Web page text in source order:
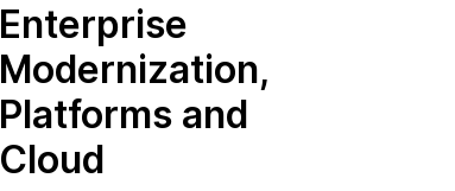
Enterprise
Modernization,
Platforms and
Cloud